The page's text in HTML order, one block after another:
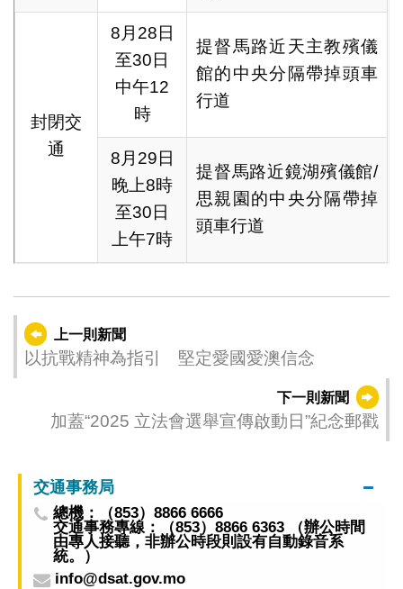
封閉交
通
8月28日
至30日
中午12
時
提督馬路近天主教殯儀
館的中央分隔帶掉頭車
行道
8月29日
晚上8時
至30日
上午7時
提督馬路近鏡湖殯儀館/
思親園的中央分隔帶掉
頭車行道
上一則新聞
以抗戰精神為指引 堅定愛國愛澳信念
下一則新聞
加蓋“2025 立法會選舉宣傳啟動日”紀念郵戳
交通事務局
總機：（853）8866 6666
交通事務專線：（853）8866 6363 （辦公時間
由專人接聽，非辦公時段則設有自動錄音系
統。）
info@dsat.gov.mo